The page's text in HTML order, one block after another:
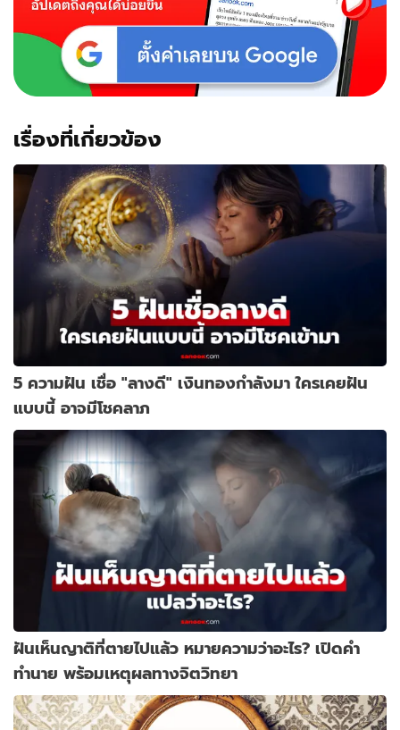
เรื่องที่เกี่ยวข้อง
5 ความฝัน เชื่อ "ลางดี" เงินทองกำลังมา ใครเคยฝัน
แบบนี้ อาจมีโชคลาภ
ฝันเห็นญาติที่ตายไปแล้ว หมายความว่าอะไร? เปิดคำ
ทำนาย พร้อมเหตุผลทางจิตวิทยา